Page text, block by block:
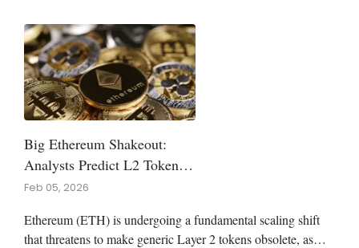
Big Ethereum Shakeout:
Analysts Predict L2 Token
Wipeout By The End Of 2026
Feb 05, 2026
Ethereum (ETH) is undergoing a fundamental scaling shift
that threatens to make generic Layer 2 tokens obsolete, as